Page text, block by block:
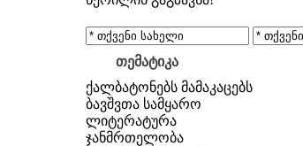
თემატიკა
ქალბატონებს მამაკაცებს
ბავშვთა სამყარო
ლიტერატურა
ჯანმრთელობა